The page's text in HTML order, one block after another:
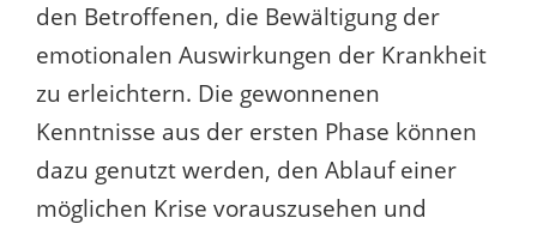
den Betroffenen, die Bewältigung der
emotionalen Auswirkungen der Krankheit
zu erleichtern. Die gewonnenen
Kenntnisse aus der ersten Phase können
dazu genutzt werden, den Ablauf einer
möglichen Krise vorauszusehen und